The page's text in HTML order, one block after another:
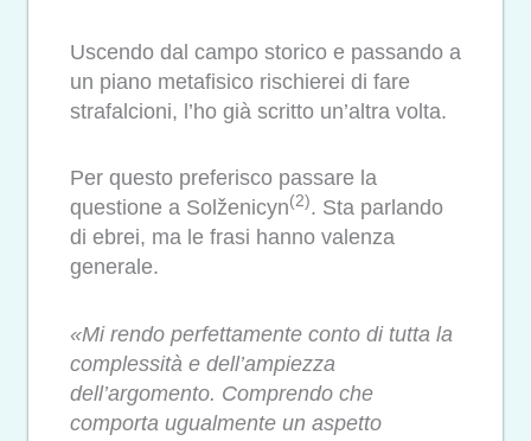
Uscendo dal campo storico e passando a
un piano metafisico rischierei di fare
strafalcioni, l’ho già scritto un’altra volta.
Per questo preferisco passare la
questione a Solženicyn(2). Sta parlando
di ebrei, ma le frasi hanno valenza
generale.
«Mi rendo perfettamente conto di tutta la
complessità e dell’ampiezza
dell’argomento. Comprendo che
comporta ugualmente un aspetto